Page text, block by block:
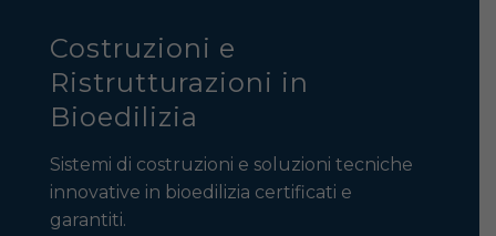
Costruzioni e
Ristrutturazioni in
Bioedilizia
Sistemi di costruzioni e soluzioni tecniche
innovative in bioedilizia certificati e
garantiti.